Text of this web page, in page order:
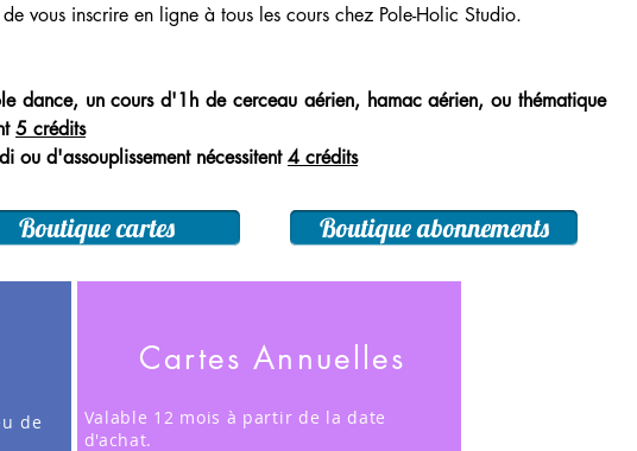
vous inscrire en ligne à tous les cours chez Pole-Holic Studio.
dance, un cours d'1h de cerceau aérien, hamac aérien, ou thématique
5 crédits
ou d'assouplissement nécessitent 4 crédits
Boutique cartes Boutique abonnements
de
Cartes Annuelles
Valable 12 mois à partir de la date
d'achat.